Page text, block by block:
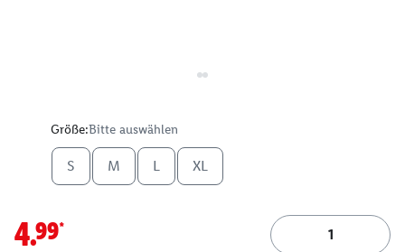
Größe:Bitte auswählen
S M L XL
4.99*